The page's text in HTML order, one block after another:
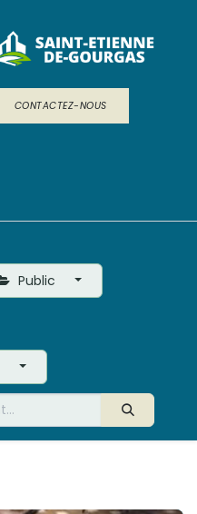
CONTACTEZ-NOUS
Public